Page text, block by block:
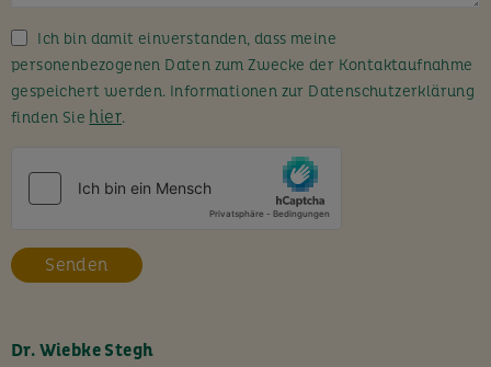
e
d
i
e
e
l
e
Ich bin damit einverstanden, dass meine
personenbezogenen Daten zum Zwecke der Kontaktaufnahme
gespeichert werden. Informationen zur Datenschutzerklärung
finden Sie hier.
Dr. Wiebke Stegh